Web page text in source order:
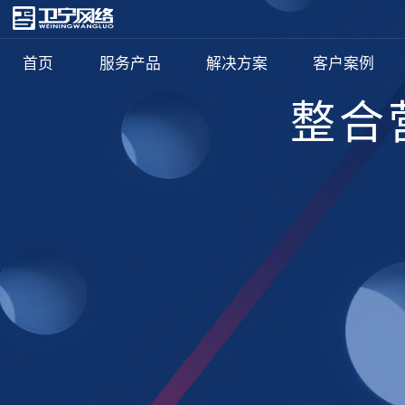
首页 服务产品 解决方案 客户案例
整合